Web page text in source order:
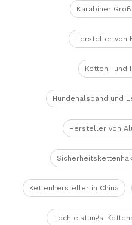
Karabiner
Hersteller von
Ketten- und
Hundehalsband und
Hersteller von
Kettenhersteller in China
Hochleistungs-